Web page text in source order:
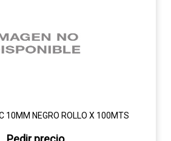
10MM NEGRO ROLLO X 100MTS